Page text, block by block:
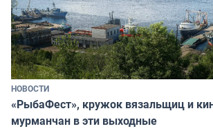
НОВОСТИ
«РыбаФест», кружок вязальщиц и
мурманчан в эти выходные